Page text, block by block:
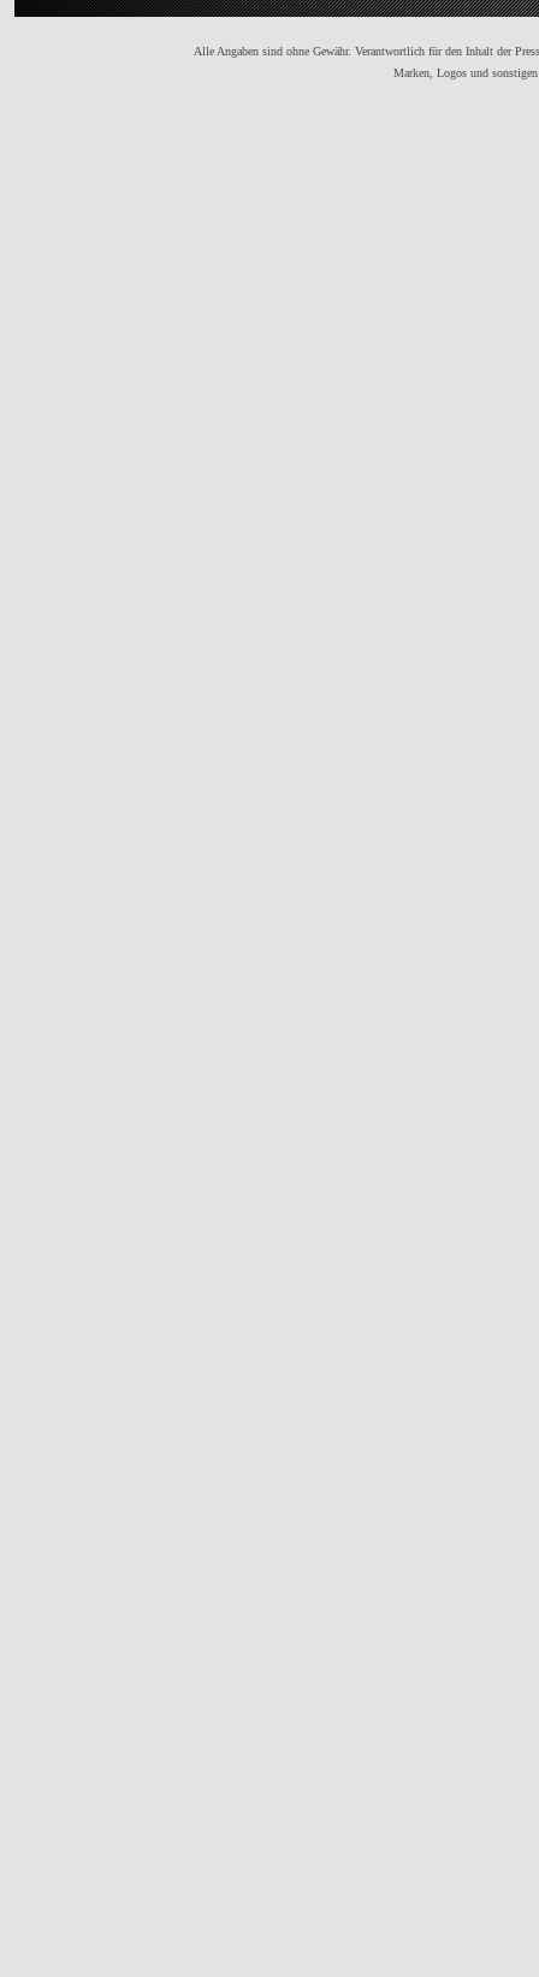
Alle Angaben sind ohne Gewähr. Verantwortlich für den Inhalt der
Marken, Logos und